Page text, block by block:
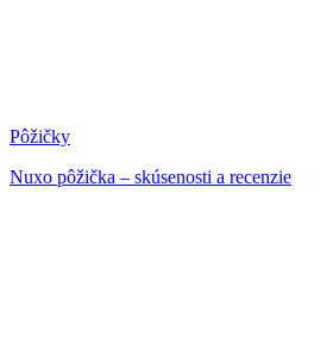
Pôžičky
Nuxo pôžička – skúsenosti a recenzie